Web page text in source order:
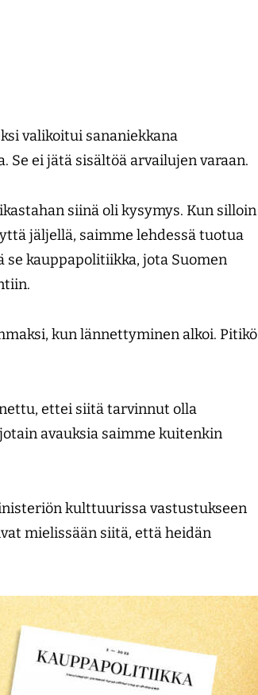
valikoitui sananiekkana
ei jätä sisältöä arvailujen varaan.
siinä oli kysymys. Kun silloin
jäljellä, saimme lehdessä tuotua
kauppapolitiikka, jota Suomen
kun lännettyminen alkoi. Pitikö
ettei siitä tarvinnut olla
avauksia saimme kuitenkin
kulttuurissa vastustukseen
mielissään siitä, että heidän